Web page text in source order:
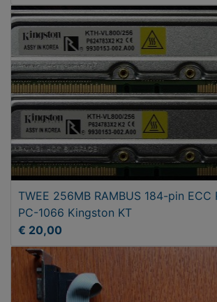
TWEE 256MB RAMBUS 184-pin ECC
PC-1066 Kingston KT
€ 20,00